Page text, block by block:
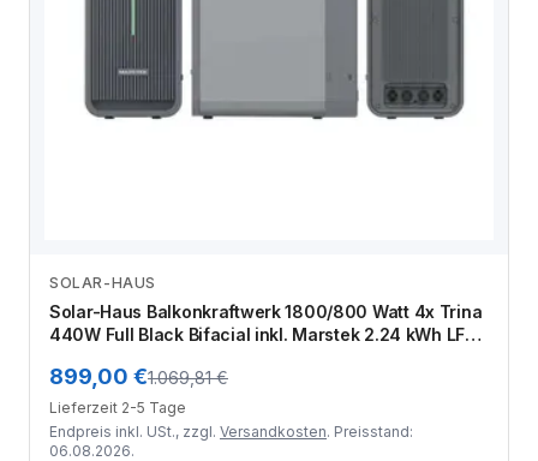
SOLAR-HAUS
Solar-Haus Balkonkraftwerk 1800/800 Watt 4x Trina
440W Full Black Bifacial inkl. Marstek 2.24 kWh LFP
899,00 €1.069,81 €
Lieferzeit 2-5 Tage
Endpreis inkl. USt., zzgl. Versandkosten. Preisstand:
06.08.2026.